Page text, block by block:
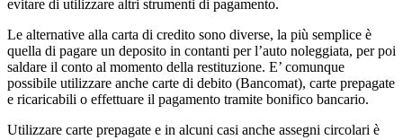
evitare di utilizzare altri strumenti di pagamento.
Le alternative alla carta di credito sono diverse, la più semplice è
quella di pagare un deposito in contanti per l’auto noleggiata, per poi
saldare il conto al momento della restituzione. E’ comunque
possibile utilizzare anche carte di debito (Bancomat), carte prepagate
e ricaricabili o effettuare il pagamento tramite bonifico bancario.
Utilizzare carte prepagate e in alcuni casi anche assegni circolari è